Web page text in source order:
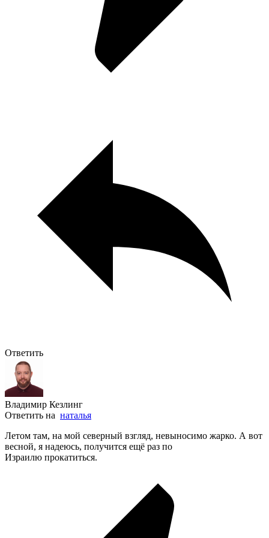
Ответить
Владимир Кезлинг
Ответить на наталья
Летом там, на мой северный взгляд, невыносимо жарко. А вот
весной, я надеюсь, получится ещё раз по
Израилю прокатиться.